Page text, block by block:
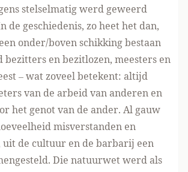
stelselmatig werd geweerd
de geschiedenis, zo heet het dan,
onder/boven schikking bestaan
en bezitlozen, meesters en
– wat zoveel betekent: altijd
van de arbeid van anderen en
het genot van de ander. Al gauw
misverstanden en
de cultuur en de barbarij een
Die natuurwet werd als